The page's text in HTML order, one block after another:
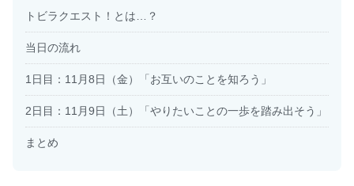
トビラクエスト！とは…？
当日の流れ
1日目：11月8日（金）「お互いのことを知ろう」
2日目：11月9日（土）「やりたいことの一歩を踏み出そう」
まとめ